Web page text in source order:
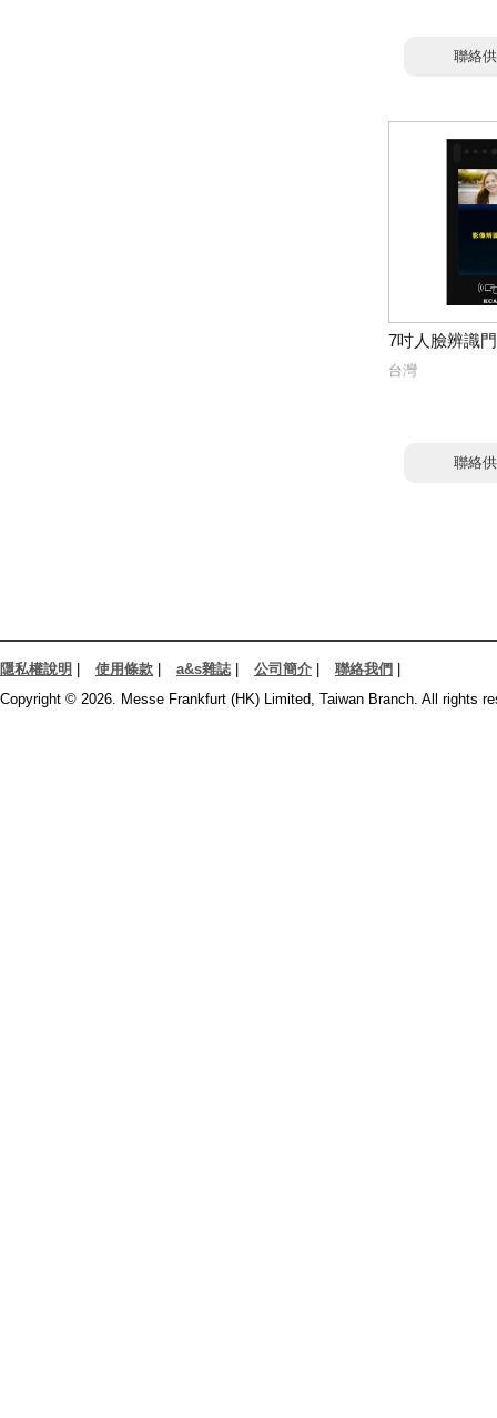
聯絡
7吋人臉辨識
台灣
聯絡
隱私權說明 使用條款 a&s雜誌| 公司簡介 聯絡我們
Copyright © 2026. Messe Frankfurt (HK) Limited, Taiwan Branch. All rights